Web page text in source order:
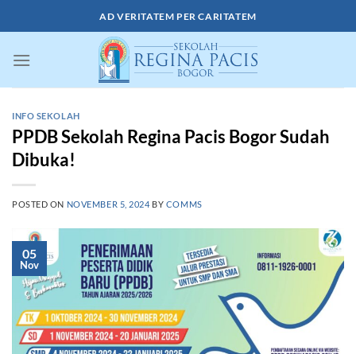
to
AD VERITATEM PER CARITATEM
INFO SEKOLAH
PPDB Sekolah Regina Pacis Bogor Sudah
Dibuka!
POSTED ON NOVEMBER 5, 2024 BY COMMS
05
Nov